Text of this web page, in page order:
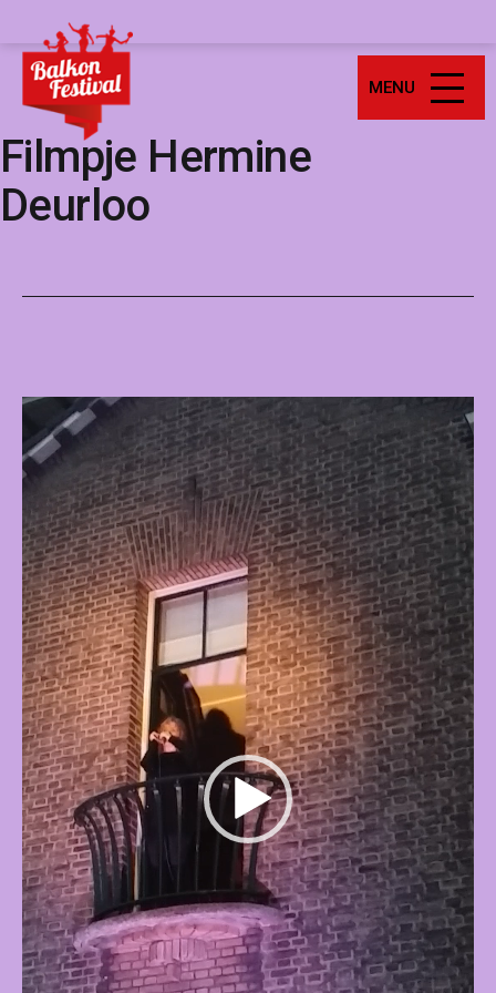
naar
inhoud
Balkonfestival
MENU
Filmpje Hermine
Deurloo
Videospeler